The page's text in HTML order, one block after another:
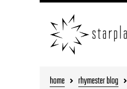
home rhymester blog